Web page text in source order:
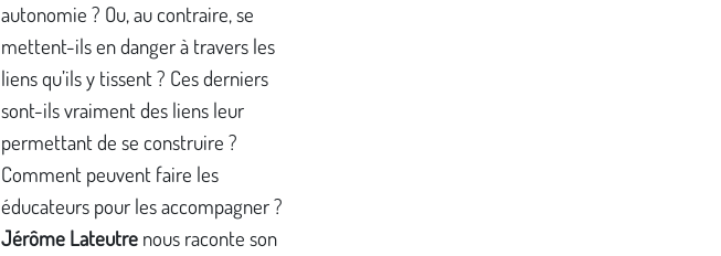
autonomie ? Ou, au contraire, se
mettent-ils en danger à travers les
liens qu’ils y tissent ? Ces derniers
sont-ils vraiment des liens leur
permettant de se construire ?
Comment peuvent faire les
éducateurs pour les accompagner ?
Jérôme Lateutre nous raconte son